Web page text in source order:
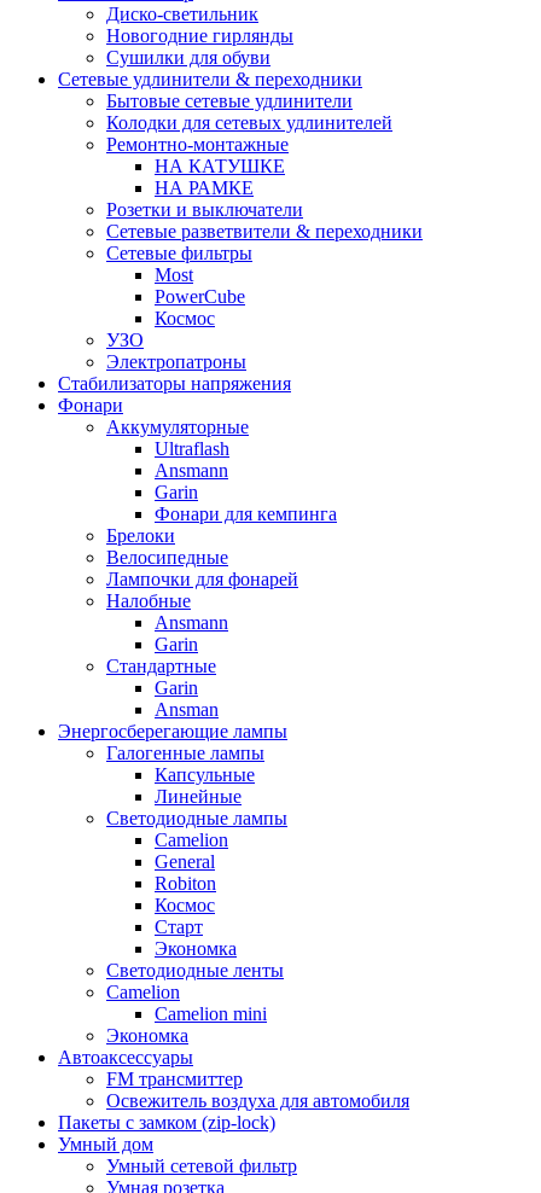
Диско-светильник
Новогодние гирлянды
Сушилки для обуви
Сетевые удлинители & переходники
Бытовые сетевые удлинители
Колодки для сетевых удлинителей
Ремонтно-монтажные
НА КАТУШКЕ
НА РАМКЕ
Розетки и выключатели
Сетевые разветвители & переходники
Сетевые фильтры
Most
PowerCube
Космос
УЗО
Электропатроны
Стабилизаторы напряжения
Фонари
Аккумуляторные
Ultraflash
Ansmann
Garin
Фонари для кемпинга
Брелоки
Велосипедные
Лампочки для фонарей
Налобные
Ansmann
Garin
Стандартные
Garin
Ansman
Энергосберегающие лампы
Галогенные лампы
Капсульные
Линейные
Светодиодные лампы
Camelion
General
Robiton
Космос
Старт
Экономка
Светодиодные ленты
Camelion
Camelion mini
Экономка
Автоаксессуары
FM трансмиттер
Освежитель воздуха для автомобиля
Пакеты с замком (zip-lock)
Умный дом
Умный сетевой фильтр
Умная розетка